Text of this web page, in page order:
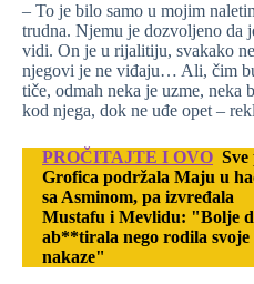
– To je bilo samo u mojim
trudna. Njemu je dozvoljeno da
vidi. On je u rijalitiju, svakako
njegovi je ne viđaju… Ali, čim
tiče, odmah neka je uzme, neka
kod njega, dok ne uđe opet –
PROČITAJTE I OVO
Grofica podržala Maju u
sa Asminom, pa izvređala
Mustafu i Mevlidu: "Bolje
ab**tirala nego rodila svoje
nakaze"